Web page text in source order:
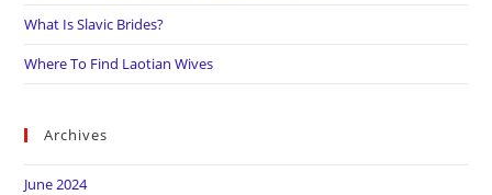
What Is Slavic Brides?
Where To Find Laotian Wives
Archives
June 2024